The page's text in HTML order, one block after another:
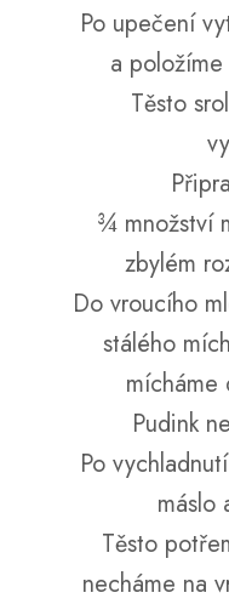
Po upečení
a
Těsto
¾ množství
zbylém
Do vroucího
stálého
mícháme
Pudink
Po
máslo
Těsto
necháme na